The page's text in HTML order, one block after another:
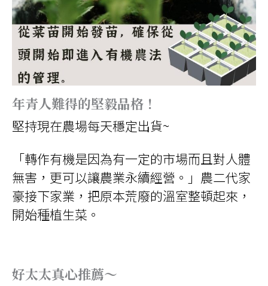
年青人難得的堅毅品格！
堅持現在農場每天穩定出貨~
「轉作有機是因為有一定的市場而且對人體
無害，更可以讓農業永續經營。」農二代家
豪接下家業，把原本荒廢的溫室整頓起來，
開始種植生菜。
好太太真心推薦～